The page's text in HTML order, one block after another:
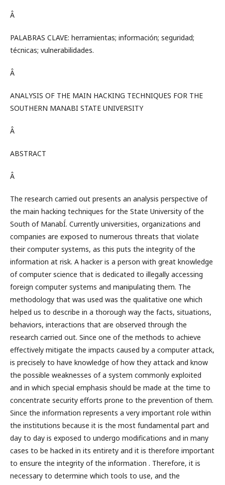
Â
PALABRAS CLAVE: herramientas; información; seguridad;
técnicas; vulnerabilidades.
Â
ANALYSIS OF THE MAIN HACKING TECHNIQUES FOR THE
SOUTHERN MANABI STATE UNIVERSITY
Â
ABSTRACT
Â
The research carried out presents an analysis perspective of
the main hacking techniques for the State University of the
South of ManabÍ­. Currently universities, organizations and
companies are exposed to numerous threats that violate
their computer systems, as this puts the integrity of the
information at risk. A hacker is a person with great knowledge
of computer science that is dedicated to illegally accessing
foreign computer systems and manipulating them. The
methodology that was used was the qualitative one which
helped us to describe in a thorough way the facts, situations,
behaviors, interactions that are observed through the
research carried out. Since one of the methods to achieve
effectively mitigate the impacts caused by a computer attack,
is precisely to have knowledge of how they attack and know
the possible weaknesses of a system commonly exploited
and in which special emphasis should be made at the time to
concentrate security efforts prone to the prevention of them.
Since the information represents a very important role within
the institutions because it is the most fundamental part and
day to day is exposed to undergo modifications and in many
cases to be hacked in its entirety and it is therefore important
to ensure the integrity of the information . Therefore, it is
necessary to determine which tools to use, and the